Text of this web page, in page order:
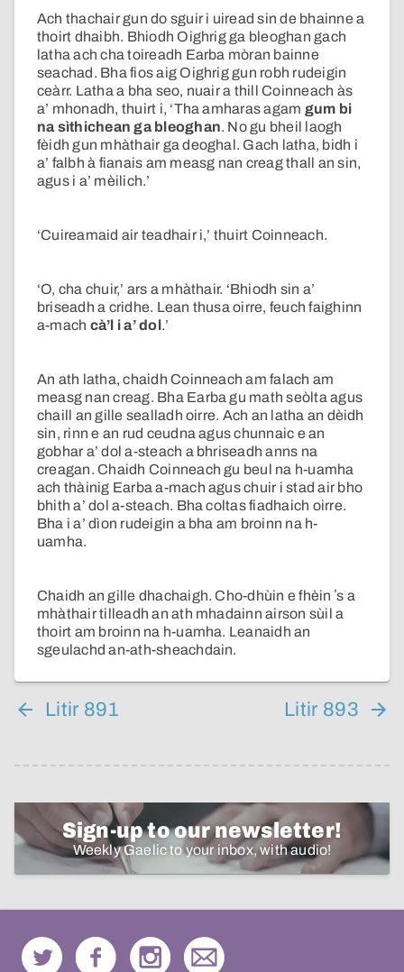
Ach thachair gun do sguir i uiread sin de bhainne a
thoirt dhaibh. Bhiodh Oighrig ga bleoghan gach
latha ach cha toireadh Earba mòran bainne
seachad. Bha fios aig Oighrig gun robh rudeigin
ceàrr. Latha a bha seo, nuair a thill Coinneach às
a’ mhonadh, thuirt i, ‘Tha amharas agam gum bi
na sìthichean ga bleoghan. No gu bheil laogh
fèidh gun mhàthair ga deoghal. Gach latha, bidh i
a’ falbh à fianais am measg nan creag thall an sin,
agus i a’ mèilich.’
‘Cuireamaid air teadhair i,’ thuirt Coinneach.
‘O, cha chuir,’ ars a mhàthair. ‘Bhiodh sin a’
briseadh a cridhe. Lean thusa oirre, feuch faighinn
a-mach cà’l i a’ dol.’
An ath latha, chaidh Coinneach am falach am
measg nan creag. Bha Earba gu math seòlta agus
chaill an gille sealladh oirre. Ach an latha an dèidh
sin, rinn e an rud ceudna agus chunnaic e an
gobhar a’ dol a-steach a bhriseadh anns na
creagan. Chaidh Coinneach gu beul na h-uamha
ach thàinig Earba a-mach agus chuir i stad air bho
bhith a’ dol a-steach. Bha coltas fiadhaich oirre.
Bha i a’ dìon rudeigin a bha am broinn na h-
uamha.
Chaidh an gille dhachaigh. Cho-dhùin e fhèin ʼs a
mhàthair tilleadh an ath mhadainn airson sùil a
thoirt am broinn na h-uamha. Leanaidh an
sgeulachd an-ath-sheachdain.
Litir 891 Litir 893
Sign-up to our newsletter!
Weekly Gaelic to your inbox, with audio!